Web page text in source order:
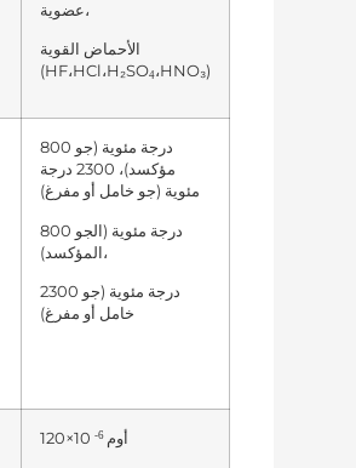
عضوية،
الأحماض القوية
(HF،HCl،H₂SO4،HNO₃)
800 درجة مئوية (جو
مؤكسد)، 2300 درجة
800 درجة مئوية (الجو
المؤكسد)،
2300 درجة مئوية (جو
120×10 -6 أوم